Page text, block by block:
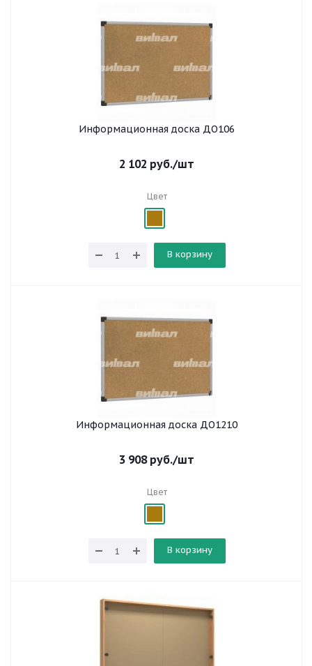
Информационная доска ДО106
2 102 руб./шт
Цвет
В корзину
Информационная доска ДО1210
3 908руб./шт
Цвет
В корзину